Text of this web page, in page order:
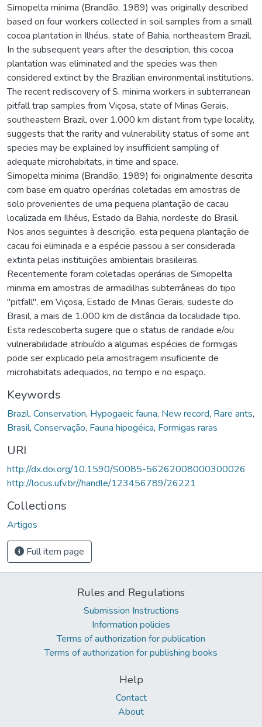
Simopelta minima (Brandão, 1989) was originally described
based on four workers collected in soil samples from a small
cocoa plantation in Ilhéus, state of Bahia, northeastern Brazil.
In the subsequent years after the description, this cocoa
plantation was eliminated and the species was then
considered extinct by the Brazilian environmental institutions.
The recent rediscovery of S. minima workers in subterranean
pitfall trap samples from Viçosa, state of Minas Gerais,
southeastern Brazil, over 1.000 km distant from type locality,
suggests that the rarity and vulnerability status of some ant
species may be explained by insufficient sampling of
adequate microhabitats, in time and space.
Simopelta minima (Brandão, 1989) foi originalmente descrita
com base em quatro operárias coletadas em amostras de
solo provenientes de uma pequena plantação de cacau
localizada em Ilhéus, Estado da Bahia, nordeste do Brasil.
Nos anos seguintes à descrição, esta pequena plantação de
cacau foi eliminada e a espécie passou a ser considerada
extinta pelas instituições ambientais brasileiras.
Recentemente foram coletadas operárias de Simopelta
minima em amostras de armadilhas subterrâneas do tipo
"pitfall", em Viçosa, Estado de Minas Gerais, sudeste do
Brasil, a mais de 1.000 km de distância da localidade tipo.
Esta redescoberta sugere que o status de raridade e/ou
vulnerabilidade atribuído a algumas espécies de formigas
pode ser explicado pela amostragem insuficiente de
microhabitats adequados, no tempo e no espaço.
Keywords
Brazil, Conservation, Hypogaeic fauna, New record, Rare ants,
Brasil, Conservação, Fauna hipogéica, Formigas raras
URI
http://dx.doi.org/10.1590/S0085-56262008000300026
http://locus.ufv.br//handle/123456789/26221
Collections
Artigos
Full item page
Rules and Regulations
Submission Instructions
Information policies
Terms of authorization for publication
Terms of authorization for publishing books
Help
Contact
About